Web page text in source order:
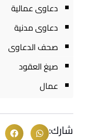
دعاوى عمالية
دعاوى مدنية
صحف الدعاوى
صيغ العقود
عمال
شارك: